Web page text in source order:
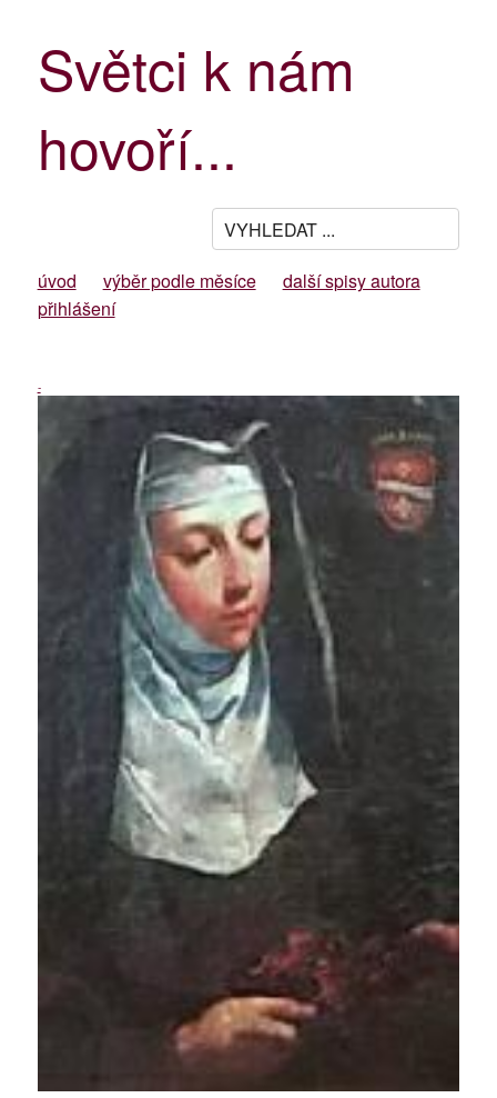
Světci k nám
hovoří...
úvod výběr podle měsíce
další spisy autora
přihlášení
-